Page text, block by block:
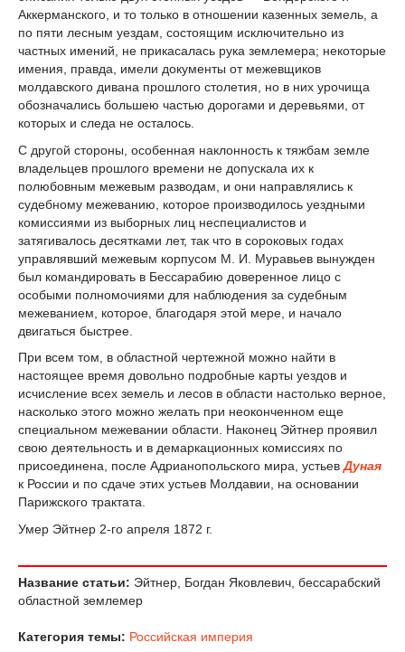
Аккерманского, и то только в отношении казенных земель, а
по пяти лесным уездам, состоящим исключительно из
частных имений, не прикасалась рука землемера; некоторые
имения, правда, имели документы от межевщиков
молдавского дивана прошлого столетия, но в них урочища
обозначались большею частью дорогами и деревьями, от
которых и следа не осталось.
С другой стороны, особенная наклонность к тяжбам земле
владельцев прошлого времени не допускала их к
полюбовным межевым разводам, и они направлялись к
судебному межеванию, которое производилось уездными
комиссиями из выборных лиц неспециалистов и
затягивалось десятками лет, так что в сороковых годах
управлявший межевым корпусом М. И. Муравьев вынужден
был командировать в Бессарабию доверенное лицо с
особыми полномочиями для наблюдения за судебным
межеванием, которое, благодаря этой мере, и начало
двигаться быстрее.
При всем том, в областной чертежной можно найти в
настоящее время довольно подробные карты уездов и
исчисление всех земель и лесов в области настолько верное,
насколько этого можно желать при неоконченном еще
специальном межевании области. Наконец Эйтнер проявил
свою деятельность и в демаркационных комиссиях по
присоединена, после Адрианопольского мира, устьевДуная
к России и по сдаче этих устьев Молдавии, на основании
Парижского трактата.
Умер Эйтнер 2-го апреля 1872 г.
Название статьи: Эйтнер, Богдан Яковлевич, бессарабский
областной землемер
Категория темы: Российская империя